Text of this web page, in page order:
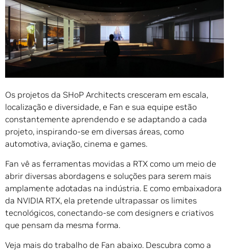
Os projetos da SHoP Architects cresceram em escala,
localização e diversidade, e Fan e sua equipe estão
constantemente aprendendo e se adaptando a cada
projeto, inspirando-se em diversas áreas, como
automotiva, aviação, cinema e games.
Fan vê as ferramentas movidas a RTX como um meio de
abrir diversas abordagens e soluções para serem mais
amplamente adotadas na indústria. E como embaixadora
da NVIDIA RTX, ela pretende ultrapassar os limites
tecnológicos, conectando-se com designers e criativos
que pensam da mesma forma.
Veja mais do trabalho de Fan abaixo. Descubra como a